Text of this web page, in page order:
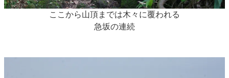
ここから山頂までは木々に覆われる
急坂の連続